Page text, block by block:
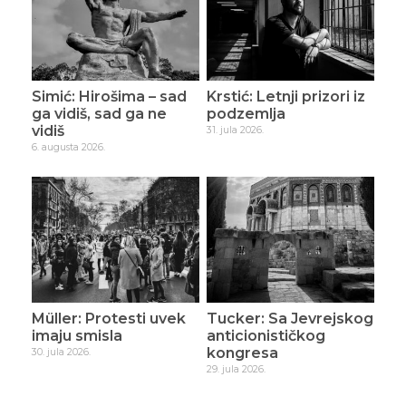
Simić: Hirošima – sad
ga vidiš, sad ga ne
vidiš
6. augusta 2026.
Krstić: Letnji prizori iz
podzemlja
31. jula 2026.
Müller: Protesti uvek
imaju smisla
30. jula 2026.
Tucker: Sa Jevrejskog
anticionističkog
kongresa
29. jula 2026.